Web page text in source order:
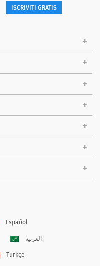
ISCRIVITI GRATIS
Español
العربية
Türkçe